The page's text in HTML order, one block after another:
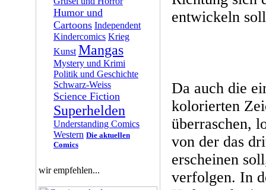
Humor und
Cartoons Independent
Kindercomics Krieg
Kunst Mangas
Mystery und Krimi
Politik und Geschichte
Schwarz-Weiss
Science Fiction
Superhelden
Understanding Comics
Western Die aktuellen
Comics
wir empfehlen...
entwickeln
Da auch die
kolorierten
überraschen,
von der das
erscheinen
verfolgen. In